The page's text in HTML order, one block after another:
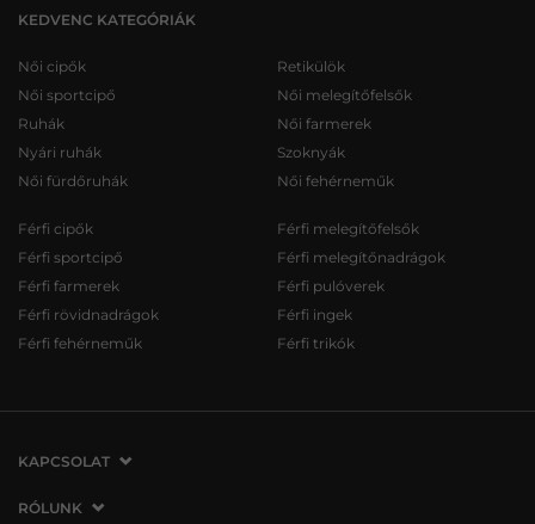
KEDVENC KATEGÓRIÁK
Női cipők
Női sportcipő
Ruhák
Nyári ruhák
Női fürdőruhák
Retikülök
Női melegítőfelsők
Női farmerek
Szoknyák
Női fehérneműk
Férfi cipők
Férfi sportcipő
Férfi farmerek
Férfi rövidnadrágok
Férfi fehérneműk
Férfi melegítőfelsők
Férfi melegítőnadrágok
Férfi pulóverek
Férfi ingek
Férfi trikók
KAPCSOLAT
VERMONT Services Slovakia s. r. o.
RÓLUNK